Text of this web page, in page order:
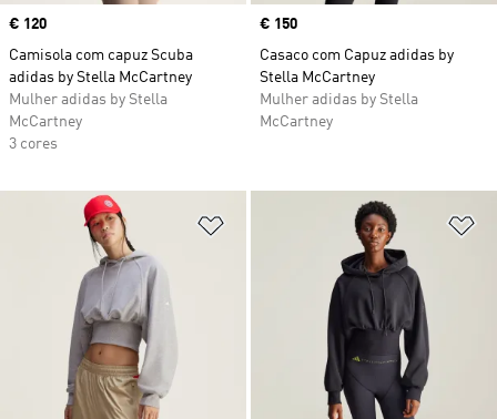
Price
€ 120
Camisola com capuz Scuba
adidas by Stella McCartney
Mulher adidas by Stella
McCartney
3 cores
Price
€ 150
Casaco com Capuz adidas by
Stella McCartney
Mulher adidas by Stella
McCartney
Adicionar à Lista de Desejos